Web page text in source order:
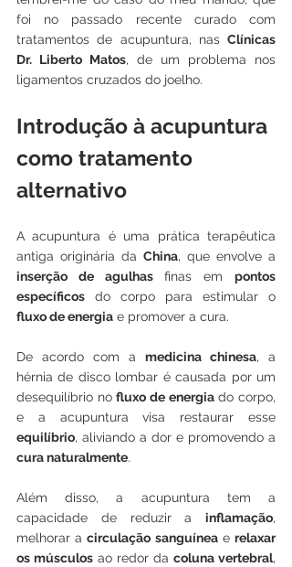
foi no passado recente curado com
tratamentos de acupuntura, nas Clínicas
Dr. Liberto Matos, de um problema nos
ligamentos cruzados do joelho.
Introdução à acupuntura
como tratamento
alternativo
A acupuntura é uma prática terapêutica
antiga originária da China
inserção de agulhas finas em pontos
específicos
fluxo de energia e promover a cura.
De acordo com a medicina chinesa, a
hérnia de disco lombar é causada por um
desequilíbrio no fluxo de energia do corpo,
equilíbrio
cura naturalmente.
Além disso, a acupuntura tem a
capacidade de reduzir a inflamação,
melhorar a circulação sanguínea e relaxar
os músculos ao redor da coluna vertebral,